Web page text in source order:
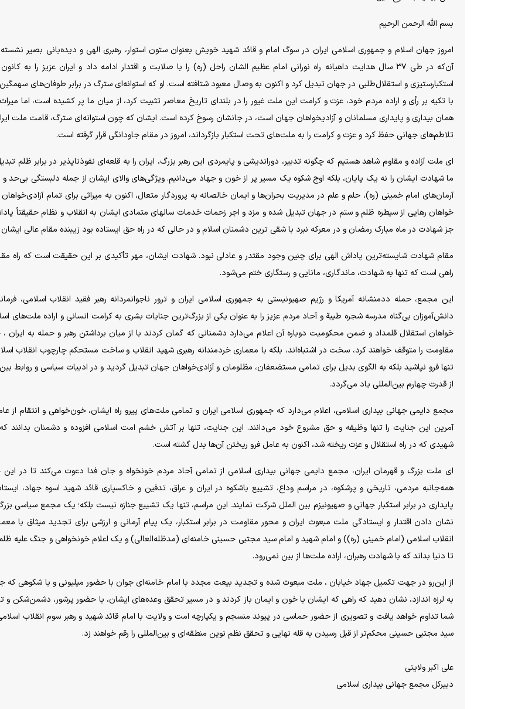
بسم الله الرحمن الرحیم
امروز جهان اسلام و جمهوری اسلامی ایران در سوگ امام و قائد شهید خویش بعنوان ستون استوار، رهبری الهی و دیده‌بانی بصیر
آن‌که در طی ۳۷ سال هدایت داهیانه راه نورانی امام عظیم الشان راحل (ره) را با صلابت و اقتدار ادامه داد و ایران عزیز را به
استکبارستیزی و استقلال‌طلبی در جهان تبدیل کرد و اکنون به وصال معبود شتافته است. او که استوانه‌ای سترگ در برابر طوفان‌های
با تکیه بر رأی و اراده مردم خود، عزت و کرامت این ملت غیور را در بلندای تاریخ معاصر تثبیت کرد، از میان ما پر کشیده است، اما
همان بیداری و پایداری مسلمانان و آزادیخواهان جهان است، در جانشان رسوخ کرده است. ایشان که چون استوانه‌ای سترگ، قامت ملت
تلاطم‌های جهانی حفظ کرد و عزت و کرامت را به ملت‌های تحت استکبار بازگرداند، امروز در مقام جاودانگی قرار گرفته است.
ای ملت آزاده و مقاوم شاهد هستیم که چگونه تدبیر، دوراندیشی و پایمردی این رهبر بزرگ، ایران را به قلعه‌ای نفوذناپذیر در برابر ظلم
ما شهادت ایشان را نه یک پایان، بلکه اوج شکوه یک مسیر پر از خون و جهاد می‌دانیم. ویژگی‌های والای ایشان از جمله دلبستگی بی‌حد و
آرمان‌های امام خمینی (ره)، حلم و علم در مدیریت بحران‌ها و ایمان خالصانه به پروردگار متعال، اکنون به میراثی برای تمام
خواهان رهایی از سیطره ظلم و ستم در جهان تبدیل شده و مزد و اجر زحمات خدمات سالهای متمادی ایشان به انقلاب و نظام حقیقتاً
جز شهادت در ماه مبارک رمضان و در معرکه نبرد با شقی ترین دشمنان اسلام و در حالی که در راه حق ایستاده بود زیبنده مقام عالی ایشان
مقام شهادت شایسته‌ترین پاداش الهی برای چنین وجود مقتدر و عادلی نبود. شهادت ایشان، مهر تأکیدی بر این حقیقت است که راه
راهی است که تنها به شهادت، ماندگاری، مانایی و رستگاری ختم می‌شود.
‌این مجمع، حمله ددمنشانه آمریکا و رژیم صهیونیستی به جمهوری اسلامی ایران و ترور ناجوانمردانه رهبر فقید انقلاب اسلامی،
دانش‌آموزان بی‌گناه مدرسه شجره طیبة‌ و آحاد مردم عزیز را به عنوان یکی از بزرگ‌ترین جنایات بشری به کرامت انسانی و اراده ملت‌های
خواهان استقلال قلمداد و ضمن محکومیت دوباره آن اعلام می‌دارد دشمنانی که گمان کردند با از میان برداشتن رهبر و حمله به ایران ،
مقاومت را متوقف خواهند کرد، سخت در اشتباه‌اند، بلکه با معماری خردمندانه رهبری شهید انقلاب و ساخت مستحکم چارچوب انقلاب
تنها فرو نپاشید بلکه به الگوی بدیل برای تمامی مستضعفان، مظلومان و آزادی‌خواهان جهان تبدیل گردید و در ادبیات سیاسی و روابط بین
از قدرت چهارم بین‌المللی یاد می‌گردد.
‌مجمع دایمی جهانی بیداری اسلامی، اعلام می‌دارد که جمهوری اسلامی ایران و تمامی ملت‌های پیرو راه ایشان، خون‌خواهی و انتقام از
آمرین این جنایت را تنها وظیفه و حق مشروع خود می‌دانند. این جنایت، تنها بر آتش خشم امت اسلامی افزوده و دشمنان بدانند
شهیدی که در راه استقلال و عزت ریخته شد، اکنون به عامل فرو ریختن آن‌ها بدل گشته است.
ای ملت بزرگ و قهرمان ایران، مجمع دایمی جهانی بیداری اسلامی از تمامی آحاد مردم خونخواه و جان فدا دعوت می‌کند تا در
همه‌جانبه مردمی، تاریخی و پرشکوه، در مراسم وداع، تشییع باشکوه در ایران و عراق، تدفین و خاکسپاری قائد شهید اسوه جهاد،
پایداری در برابر استکبار جهانی و صهیونیزم بین الملل شرکت نمایند. این مراسم، تنها یک تشییع جنازه نیست بلکه؛ یک مجمع سیاسی
نشان دادن اقتدار و ایستادگی ملت مبعوث ایران و محور مقاومت در برابر استکبار، یک پیام آرمانی و ارزشی برای تجدید میثاق با
انقلاب اسلامی (امام خمینی (ره)) و امام شهید و امام سید مجتبی حسینی خامنه‌ای (مدظله‌العالی) و یک اعلام خونخواهی و جنگ علیه
تا دنیا بداند که با شهادت رهبران، اراده ملت‌ها از بین نمی‌رود.
از این‌رو در جهت تکمیل جهاد خیابان ، ملت مبعوث شده و تجدید بیعت مجدد با امام خامنه‌ای جوان با حضور میلیونی و با شکوهی که
به لرزه اندازد، نشان دهید که راهی که ایشان با خون و ایمان باز کردند و در مسیر تحقق وعده‌های ایشان، با حضور پرشور، دشمن‌شکن و
شما تداوم خواهد یافت و تصویری از حضور حماسی در پیوند منسجم و یکپارچه امت و ولایت با امام قائد شهید و رهبر سوم انقلاب
سید مجتبی حسینی محکم‌تر از قبل رسیدن به قله نهایی و تحقق نظم نوین منطقه‌ای و بین‌المللی را رقم خواهند زد.
علی اکبر ولایتی
دبیرکل مجمع جهانی بیداری اسلامی